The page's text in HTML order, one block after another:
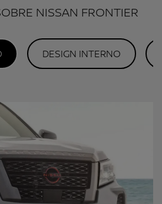
NISSAN FRONTIER
DESIGN INTERNO